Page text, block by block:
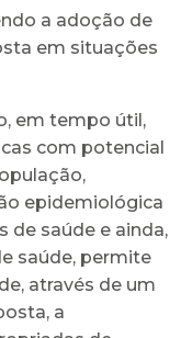
a adoção de
em situações
em tempo útil,
com potencial
epidemiológica
de saúde e ainda,
saúde, permite
através de um
a